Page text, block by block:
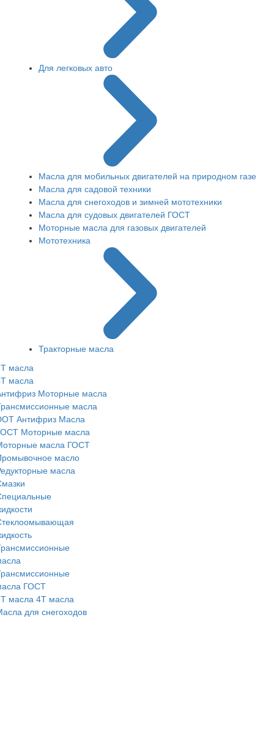
Для легковых авто
Масла для мобильных двигателей на природном газе
Масла для садовой техники
Масла для снегоходов и зимней мототехники
Масла для судовых двигателей ГОСТ
Моторные масла для газовых двигателей
Мототехника
Тракторные масла
масла
масла
Моторные масла
масла
Антифриз Масла
Моторные масла
масла ГОСТ
масло
масла
ГОСТ
масла 4Т масла
для снегоходов